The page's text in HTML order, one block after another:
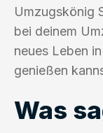
Umzugskönig
bei deinem
neues Leben
genießen
Was